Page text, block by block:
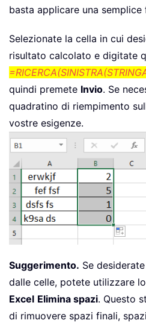
basta applicare una semplice
Selezionate la cella in cui
risultato calcolato e digitate
quindi premete Invio. Se
quadratino di riempimento
vostre esigenze.
Suggerimento. Se
dalle celle, potete utilizzare
Excel Elimina spazi. Questo
di rimuovere spazi finali,